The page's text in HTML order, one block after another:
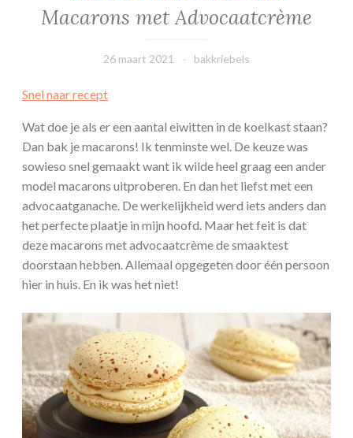
Macarons met Advocaatcrème
26 maart 2021 bakkriebels
Snel naar recept
Wat doe je als er een aantal eiwitten in de koelkast staan?
Dan bak je macarons! Ik tenminste wel. De keuze was
sowieso snel gemaakt want ik wilde heel graag een ander
model macarons uitproberen. En dan het liefst met een
advocaatganache. De werkelijkheid werd iets anders dan
het perfecte plaatje in mijn hoofd. Maar het feit is dat
deze macarons met advocaatcrème de smaaktest
doorstaan hebben. Allemaal opgegeten door één persoon
hier in huis. En ik was het niet!